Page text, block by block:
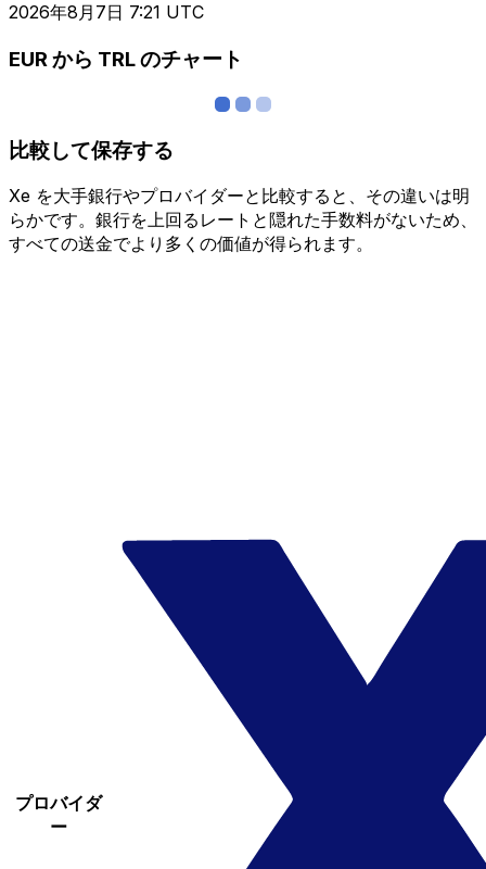
2026年8月7日 7:21 UTC
EUR から TRL のチャート
比較して保存する
Xe を大手銀行やプロバイダーと比較すると、その違いは明
らかです。銀行を上回るレートと隠れた手数料がないため、
すべての送金でより多くの価値が得られます。
プロバイダ
ー